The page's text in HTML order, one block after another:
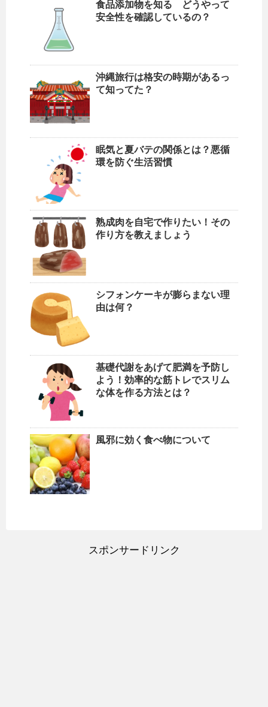
食品添加物を知る どうやって
安全性を確認しているの？
沖縄旅行は格安の時期があるっ
て知ってた？
眠気と夏バテの関係とは？悪循
環を防ぐ生活習慣
熟成肉を自宅で作りたい！その
作り方を教えましょう
シフォンケーキが膨らまない理
由は何？
基礎代謝をあげて肥満を予防し
よう！効率的な筋トレでスリム
な体を作る方法とは？
風邪に効く食べ物について
スポンサードリンク